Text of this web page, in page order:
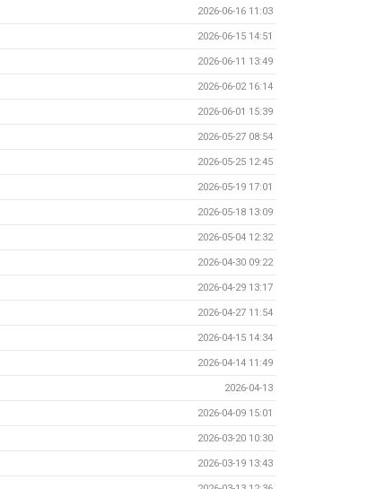
2026-06-16 11:03
2026-06-15 14:51
2026-06-11 13:49
2026-06-02 16:14
2026-06-01 15:39
2026-05-27 08:54
2026-05-25 12:45
2026-05-19 17:01
2026-05-18 13:09
2026-05-04 12:32
2026-04-30 09:22
2026-04-29 13:17
2026-04-27 11:54
2026-04-15 14:34
2026-04-14 11:49
2026-04-13
2026-04-09 15:01
2026-03-20 10:30
2026-03-19 13:43